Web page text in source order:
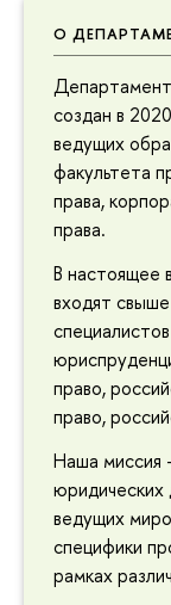
О
Департамент
создан в
ведущих
факультета
права,
права.
В настоящее
входят
право,
право,
Наша миссия
ведущих
специфики
рамках